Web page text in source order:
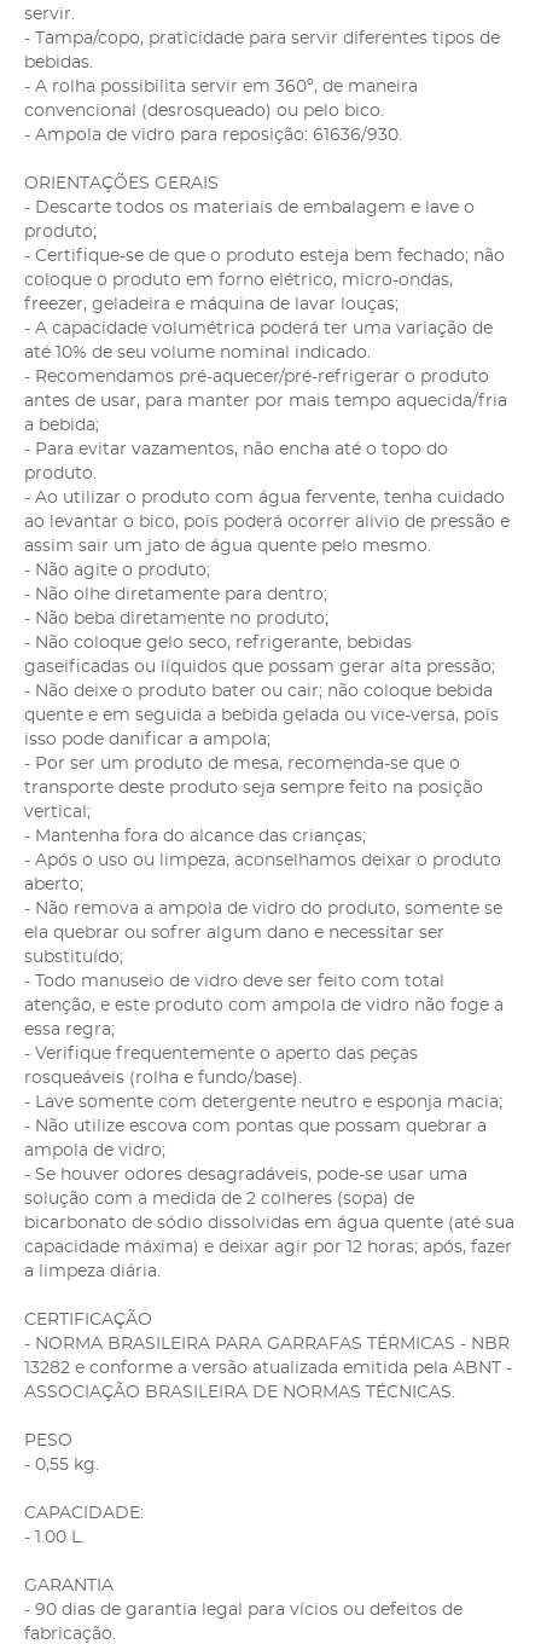
servir.
- Tampa/copo, praticidade para servir diferentes tipos de
bebidas.
- A rolha possibilita servir em 360º, de maneira
convencional (desrosqueado) ou pelo bico.
- Ampola de vidro para reposição: 61636/930.
ORIENTAÇÕES GERAIS
- Descarte todos os materiais de embalagem e lave o
produto;
- Certifique-se de que o produto esteja bem fechado; não
coloque o produto em forno elétrico, micro-ondas,
freezer, geladeira e máquina de lavar louças;
- A capacidade volumétrica poderá ter uma variação de
até 10% de seu volume nominal indicado.
- Recomendamos pré-aquecer/pré-refrigerar o produto
antes de usar, para manter por mais tempo aquecida/fria
a bebida;
- Para evitar vazamentos, não encha até o topo do
produto.
- Ao utilizar o produto com água fervente, tenha cuidado
ao levantar o bico, pois poderá ocorrer alivio de pressão e
assim sair um jato de água quente pelo mesmo.
- Não agite o produto;
- Não olhe diretamente para dentro;
- Não beba diretamente no produto;
- Não coloque gelo seco, refrigerante, bebidas
gaseificadas ou líquidos que possam gerar alta pressão;
- Não deixe o produto bater ou cair; não coloque bebida
quente e em seguida a bebida gelada ou vice-versa, pois
isso pode danificar a ampola;
- Por ser um produto de mesa, recomenda-se que o
transporte deste produto seja sempre feito na posição
vertical;
- Mantenha fora do alcance das crianças;
- Após o uso ou limpeza, aconselhamos deixar o produto
aberto;
- Não remova a ampola de vidro do produto, somente se
ela quebrar ou sofrer algum dano e necessitar ser
substituído;
- Todo manuseio de vidro deve ser feito com total
atenção, e este produto com ampola de vidro não foge a
essa regra;
- Verifique frequentemente o aperto das peças
rosqueáveis (rolha e fundo/base).
- Lave somente com detergente neutro e esponja macia;
- Não utilize escova com pontas que possam quebrar a
ampola de vidro;
- Se houver odores desagradáveis, pode-se usar uma
solução com a medida de 2 colheres (sopa) de
bicarbonato de sódio dissolvidas em água quente (até sua
capacidade máxima) e deixar agir por 12 horas; após, fazer
a limpeza diária.
CERTIFICAÇÃO
- NORMA BRASILEIRA PARA GARRAFAS TÉRMICAS - NBR
13282 e conforme a versão atualizada emitida pela ABNT -
ASSOCIAÇÃO BRASILEIRA DE NORMAS TÉCNICAS.
PESO
- 0,55 kg.
CAPACIDADE:
- 1.00 L.
GARANTIA
- 90 dias de garantia legal para vícios ou defeitos de
fabricação.